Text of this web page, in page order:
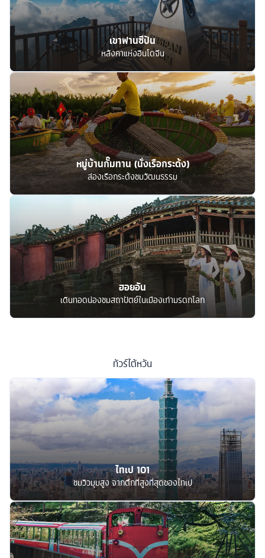
เขาฟานซีปัน
หลังคาแห่งอินโดจีน
หมู่บ้านกั๊มทาน (นั่งเรือกระด้ง)
ล่องเรือกระด้งชมวัฒนธรรม
ฮอยอัน
เดินทอดน่องชมสถาปัตย์ในเมืองเก่ามรดกโลก
ทัวร์ไต้หวัน
ไทเป 101
ชมวิวมุมสูง จากตึกที่สูงที่สุดของไทเป